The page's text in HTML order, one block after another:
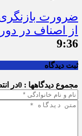
ضرورت
از اصناف در
9:36
ثبت دیدگاه
مجموع دیدگاهها : 0 در